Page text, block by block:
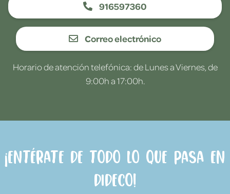
916597360
Correo electrónico
Horario de atención telefónica: de Lunes a Viernes, de
9:00h a 17:00h.
¡Entérate de todo lo que pasa en
Dideco!